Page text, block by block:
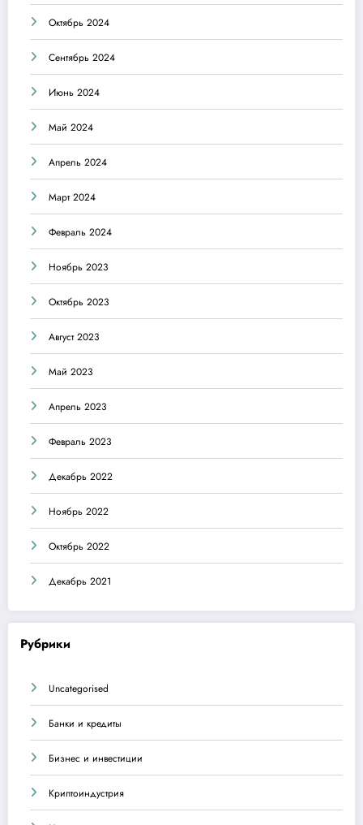
Октябрь 2024
Сентябрь 2024
Июнь 2024
Май 2024
Апрель 2024
Март 2024
Февраль 2024
Ноябрь 2023
Октябрь 2023
Август 2023
Май 2023
Апрель 2023
Февраль 2023
Декабрь 2022
Ноябрь 2022
Октябрь 2022
Декабрь 2021
Рубрики
Uncategorised
Банки и кредиты
Бизнес и инвестиции
Криптоиндустрия